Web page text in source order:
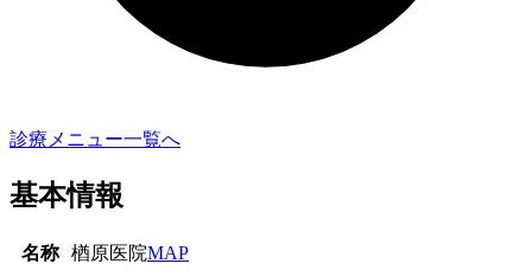
診療メニュー一覧へ
基本情報
名称 楢原医院MAP